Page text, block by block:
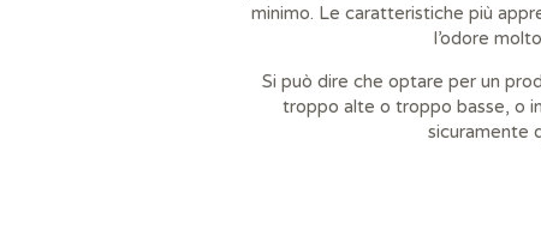
minimo. Le caratteristiche più
l’odore
Si può dire che optare per un
troppo alte o troppo basse, o
sicuramente